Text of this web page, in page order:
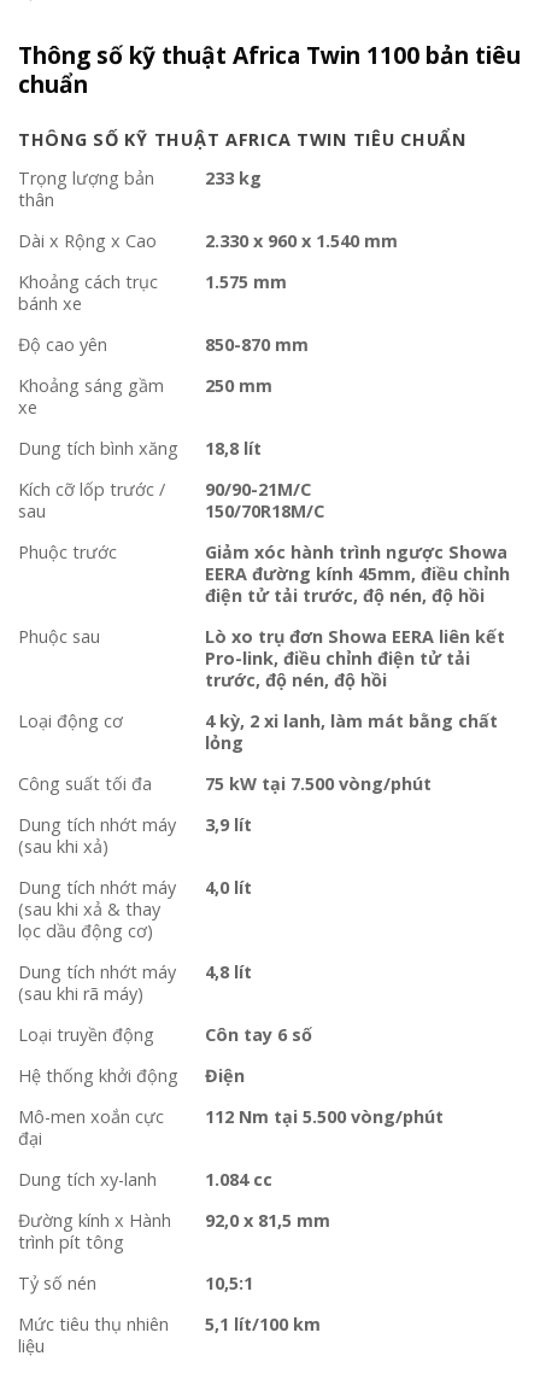
Thông số kỹ thuật Africa Twin 1100 bản tiêu
chuẩn
THÔNG SỐ KỸ THUẬT AFRICA TWIN TIÊU CHUẨN
Trọng lượng bản
thân
233 kg
Dài x Rộng x Cao
2.330 x 960 x 1.540 mm
Khoảng cách trục
bánh xe
1.575 mm
Độ cao yên
850-870 mm
Khoảng sáng gầm
xe
250 mm
Dung tích bình xăng
18,8 lít
Kích cỡ lốp trước /
sau
90/90-21M/C
150/70R18M/C
Phuộc trước
Giảm xóc hành trình ngược Showa
EERA đường kính 45mm, điều chỉnh
điện tử tải trước, độ nén, độ hồi
Phuộc sau
Lò xo trụ đơn Showa EERA liên kết
Pro-link, điều chỉnh điện tử tải
trước, độ nén, độ hồi
Loại động cơ
4 kỳ, 2 xi lanh, làm mát bằng chất
lỏng
Công suất tối đa
75 kW tại 7.500 vòng/phút
Dung tích nhớt máy
(sau khi xả)
3,9 lít
Dung tích nhớt máy
(sau khi xả & thay
lọc dầu động cơ)
4,0 lít
Dung tích nhớt máy
(sau khi rã máy)
4,8 lít
Loại truyền động
Côn tay 6 số
Hệ thống khởi động
Điện
Mô-men xoắn cực
đại
112 Nm tại 5.500 vòng/phút
Dung tích xy-lanh
1.084 cc
Đường kính x Hành
trình pít tông
92,0 x 81,5 mm
Tỷ số nén
10,5:1
Mức tiêu thụ nhiên
liệu
5,1 lít/100 km